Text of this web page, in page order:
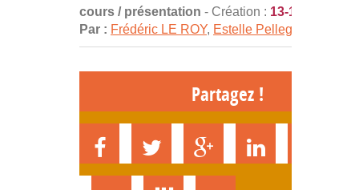
cours / présentation - Création : 13-10-2017
Par : Frédéric LE ROY, Estelle Pellegrin-Boucher
Partagez !